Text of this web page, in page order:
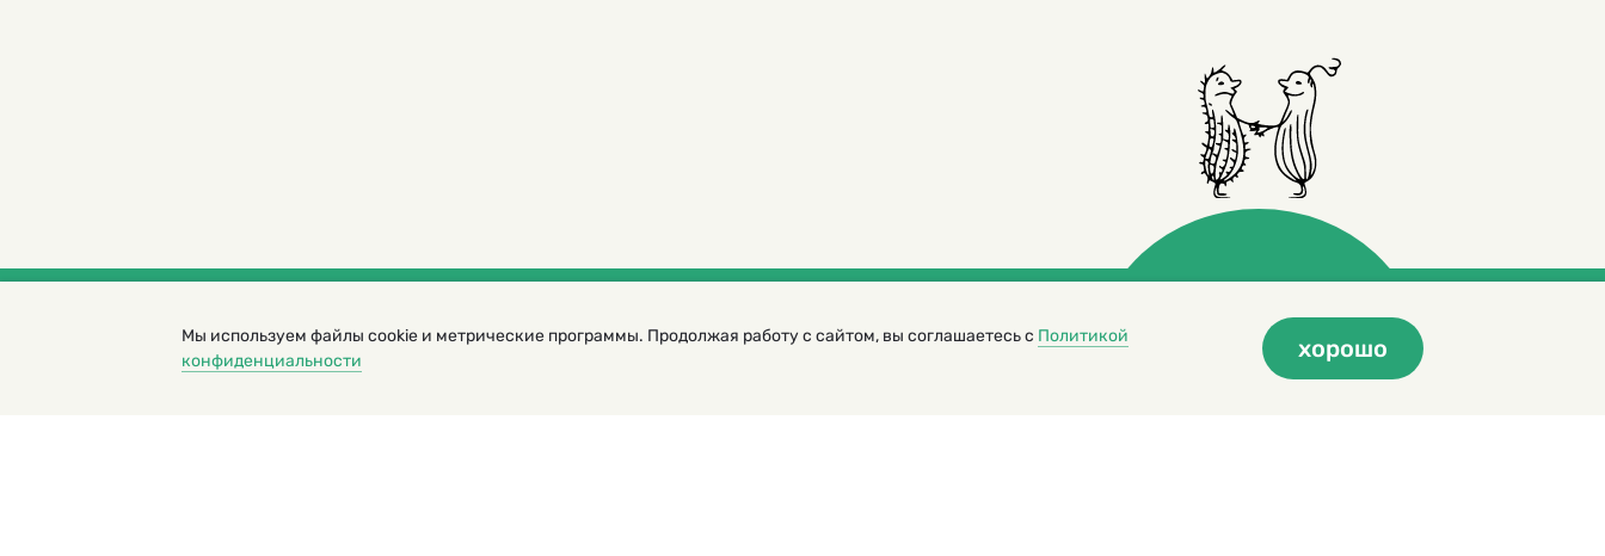
© 2000 – 2026. Кукумбер. Литературный иллюстрированный журнал для детей
Копирование материалов возможно только с разрешения редакторов сайта
Мы используем файлы cookie и метрические программы. Продолжая работу с сайтом, вы соглашаетесь с Политикой
конфиденциальности
хорошо